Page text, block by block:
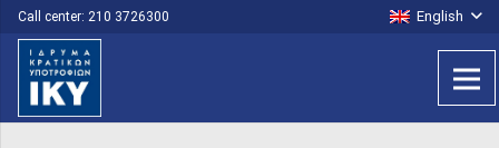
Call center: 210 3726300 English